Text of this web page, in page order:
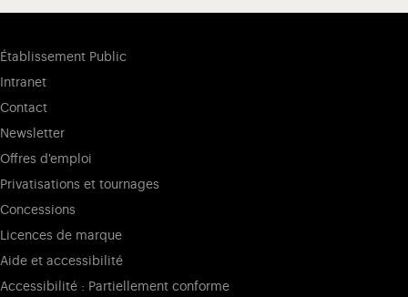
Établissement Public
Intranet
Contact
Newsletter
Offres d'emploi
Privatisations et tournages
Concessions
Licences de marque
Aide et accessibilité
Accessibilité : Partiellement conforme